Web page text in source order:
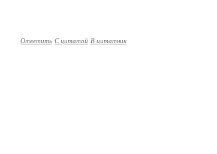
Ответить С цитатой В цитатник